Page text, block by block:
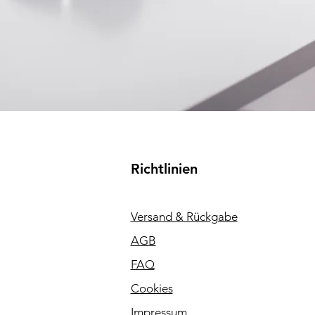
Richtlinien
Versand & Rückgabe
AGB
FAQ
Cookies
Impressum